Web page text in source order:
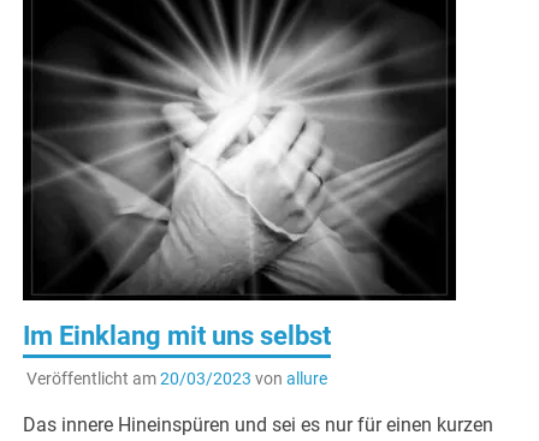
Im Einklang mit uns selbst
Veröffentlicht am20/03/2023 von allure
Das innere Hineinspüren und sei es nur für einen kurzen